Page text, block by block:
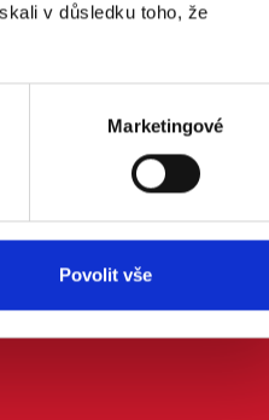
v důsledku toho, že
Marketingové
Povolit vše